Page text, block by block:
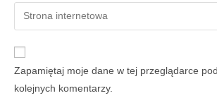
Zapamiętaj moje dane w tej przeglądarce
kolejnych komentarzy.